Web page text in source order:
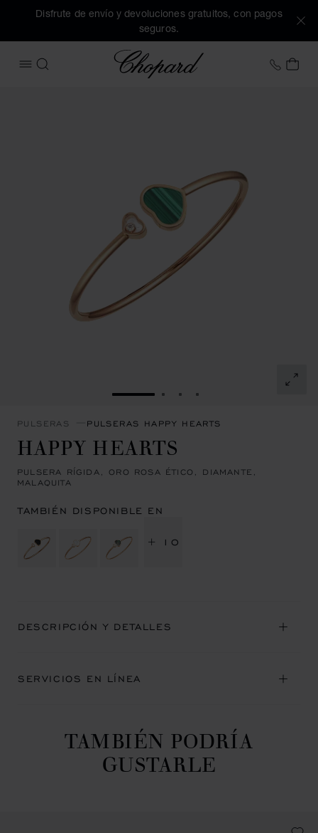
Disfrute de envío y devoluciones gratuitos, con pagos
seguros.
ABRIR MENÚ
BUSCAR
Chopard +34
MI
IR A LA DIAPOSITIVA 1
IR A LA DIAPOSITIVA 2
IR A LA DIAPOSITIVA 3
IR A LA
PULSERAS PULSERAS HAPPY HEARTS
HAPPY HEARTS
PULSERA RÍGIDA, ORO ROSA ÉTICO, DIAMANTE,
MALAQUITA
TAMBIÉN DISPONIBLE EN
+ 10
DESCRIPCIÓN Y DETALLES
SERVICIOS EN LÍNEA
TAMBIÉN PODRÍA
GUSTARLE